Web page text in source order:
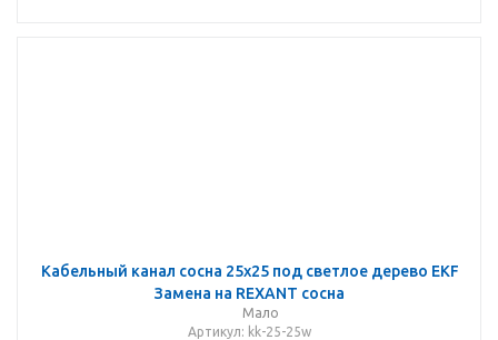
Кабельный канал сосна 25х25 под светлое дерево EKF
Замена на REXANT сосна
Мало
Артикул: kk-25-25w